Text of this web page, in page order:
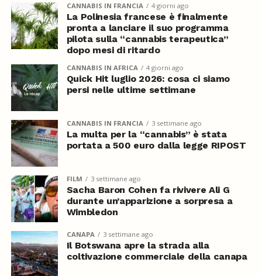
CANNABIS IN FRANCIA 4 giorni ago
La Polinesia francese è finalmente
pronta a lanciare il suo programma
pilota sulla “cannabis terapeutica”
dopo mesi di ritardo
CANNABIS IN AFRICA 4 giorni ago
Quick Hit luglio 2026: cosa ci siamo
persi nelle ultime settimane
CANNABIS IN FRANCIA 3 settimane ago
La multa per la “cannabis” è stata
portata a 500 euro dalla legge RIPOST
FILM 3 settimane ago
Sacha Baron Cohen fa rivivere Ali G
durante un’apparizione a sorpresa a
Wimbledon
CANAPA 3 settimane ago
Il Botswana apre la strada alla
coltivazione commerciale della canapa